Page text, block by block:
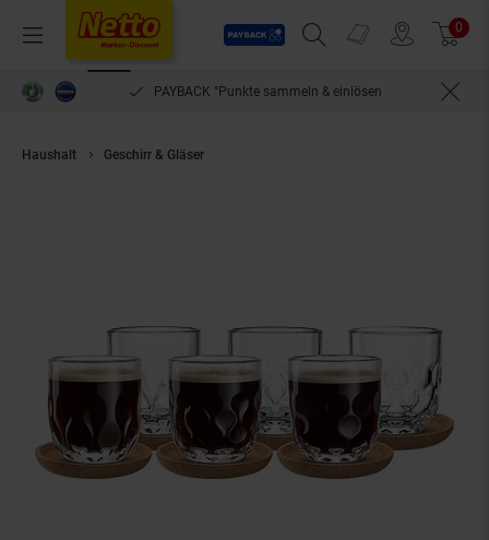
Menü
Payback
Suchfeld einblenden
Prospekte 0
PAYBACK °Punkte sammeln & einlösen
Haushalt Geschirr & Gläser